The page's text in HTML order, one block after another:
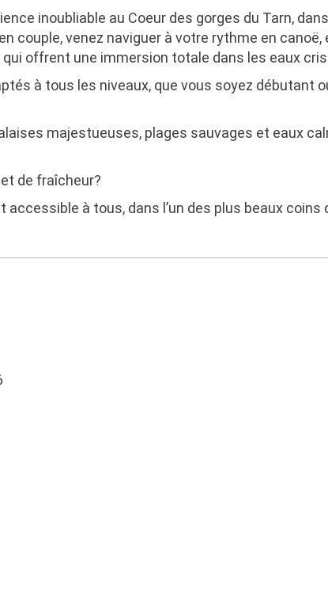
inoubliable au Coeur des gorges du Tarn,
couple, venez naviguer à votre rythme en canoë,
offrent une immersion totale dans les eaux
à tous les niveaux, que vous soyez débutant
majestueuses, plages sauvages et eaux
de fraîcheur?
accessible à tous, dans l’un des plus beaux coins